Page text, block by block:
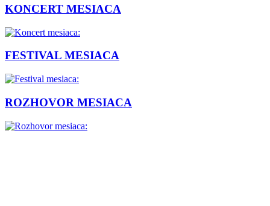
KONCERT MESIACA
FESTIVAL MESIACA
ROZHOVOR MESIACA